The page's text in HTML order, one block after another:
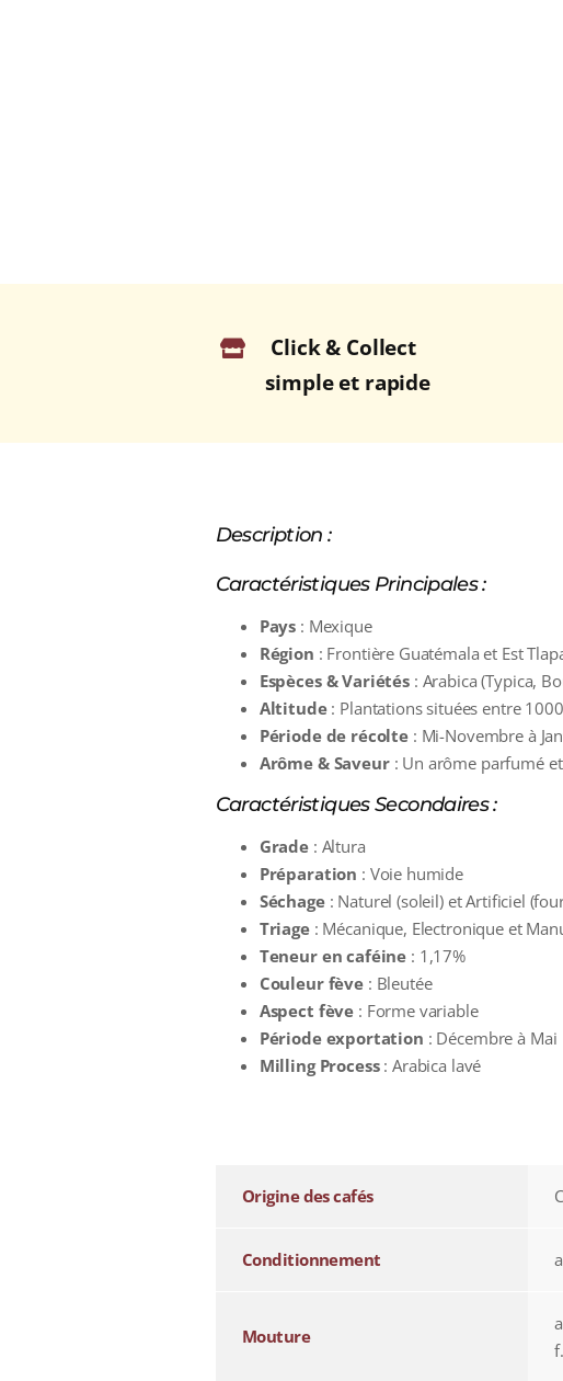
Click & Collect
simple et rapide
Description :
Caractéristiques Principales :
Pays : Mexique
Région : Frontière Guatémala et Est
Espèces & Variétés : Arabica (Typica,
Altitude: Plantations situées entre
Période de récolte : Mi-Novembre à
Arôme & Saveur: Un arôme parfumé
Caractéristiques Secondaires :
Grade : Altura
Préparation : Voie humide
Séchage: Naturel (soleil) et Artificiel
Triage: Mécanique, Electronique et
Teneur en caféine : 1,17%
Couleur fève: Bleutée
Aspect fève : Forme variable
Période exportation : Décembre à Mai
Milling Process: Arabica lavé
Origine des cafés
Conditionnement
Mouture